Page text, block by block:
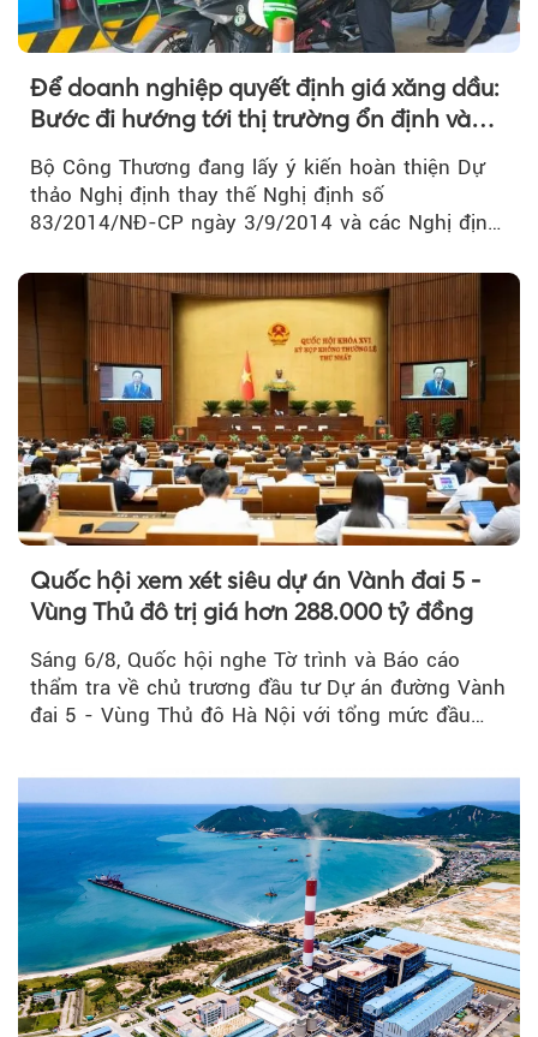
Để doanh nghiệp quyết định giá xăng dầu:
Bước đi hướng tới thị trường ổn định và
Bộ Công Thương đang lấy ý kiến hoàn thiện Dự
thảo Nghị định thay thế Nghị định số
83/2014/NĐ-CP ngày 3/9/2014 và các Nghị định
Quốc hội xem xét siêu dự án Vành đai 5 -
Vùng Thủ đô trị giá hơn 288.000 tỷ đồng
Sáng 6/8, Quốc hội nghe Tờ trình và Báo cáo
thẩm tra về chủ trương đầu tư Dự án đường Vành
đai 5 - Vùng Thủ đô Hà Nội với tổng mức đầu